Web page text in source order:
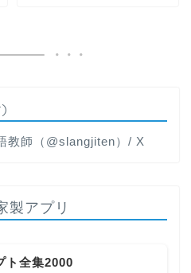
教師（@slangjiten）/ X
製アプリ
ト全集2000